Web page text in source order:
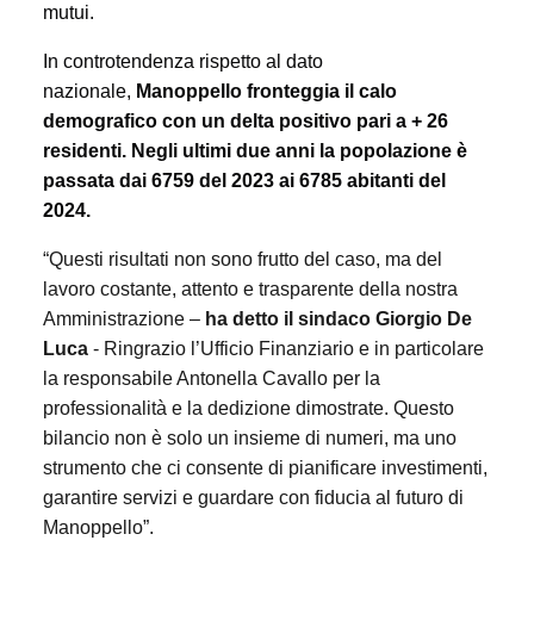
mutui.
In controtendenza rispetto al dato
nazionale, Manoppello fronteggia il calo
demografico con un delta positivo pari a + 26
residenti. Negli ultimi due anni la popolazione è
passata dai 6759 del 2023 ai 6785 abitanti del
2024.
“Questi risultati non sono frutto del caso, ma del
lavoro costante, attento e trasparente della nostra
Amministrazione – ha detto il sindaco Giorgio De
Luca - Ringrazio l’Ufficio Finanziario e in particolare
la responsabile Antonella Cavallo per la
professionalità e la dedizione dimostrate. Questo
bilancio non è solo un insieme di numeri, ma uno
strumento che ci consente di pianificare investimenti,
garantire servizi e guardare con fiducia al futuro di
Manoppello”.